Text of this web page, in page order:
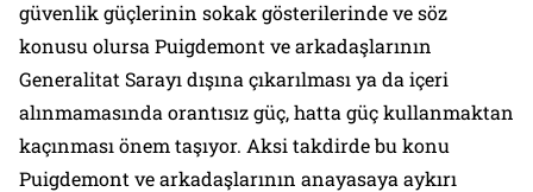
güvenlik güçlerinin sokak gösterilerinde ve söz
konusu olursa Puigdemont ve arkadaşlarının
Generalitat Sarayı dışına çıkarılması ya da içeri
alınmamasında orantısız güç, hatta güç kullanmaktan
kaçınması önem taşıyor. Aksi takdirde bu konu
Puigdemont ve arkadaşlarının anayasaya aykırı